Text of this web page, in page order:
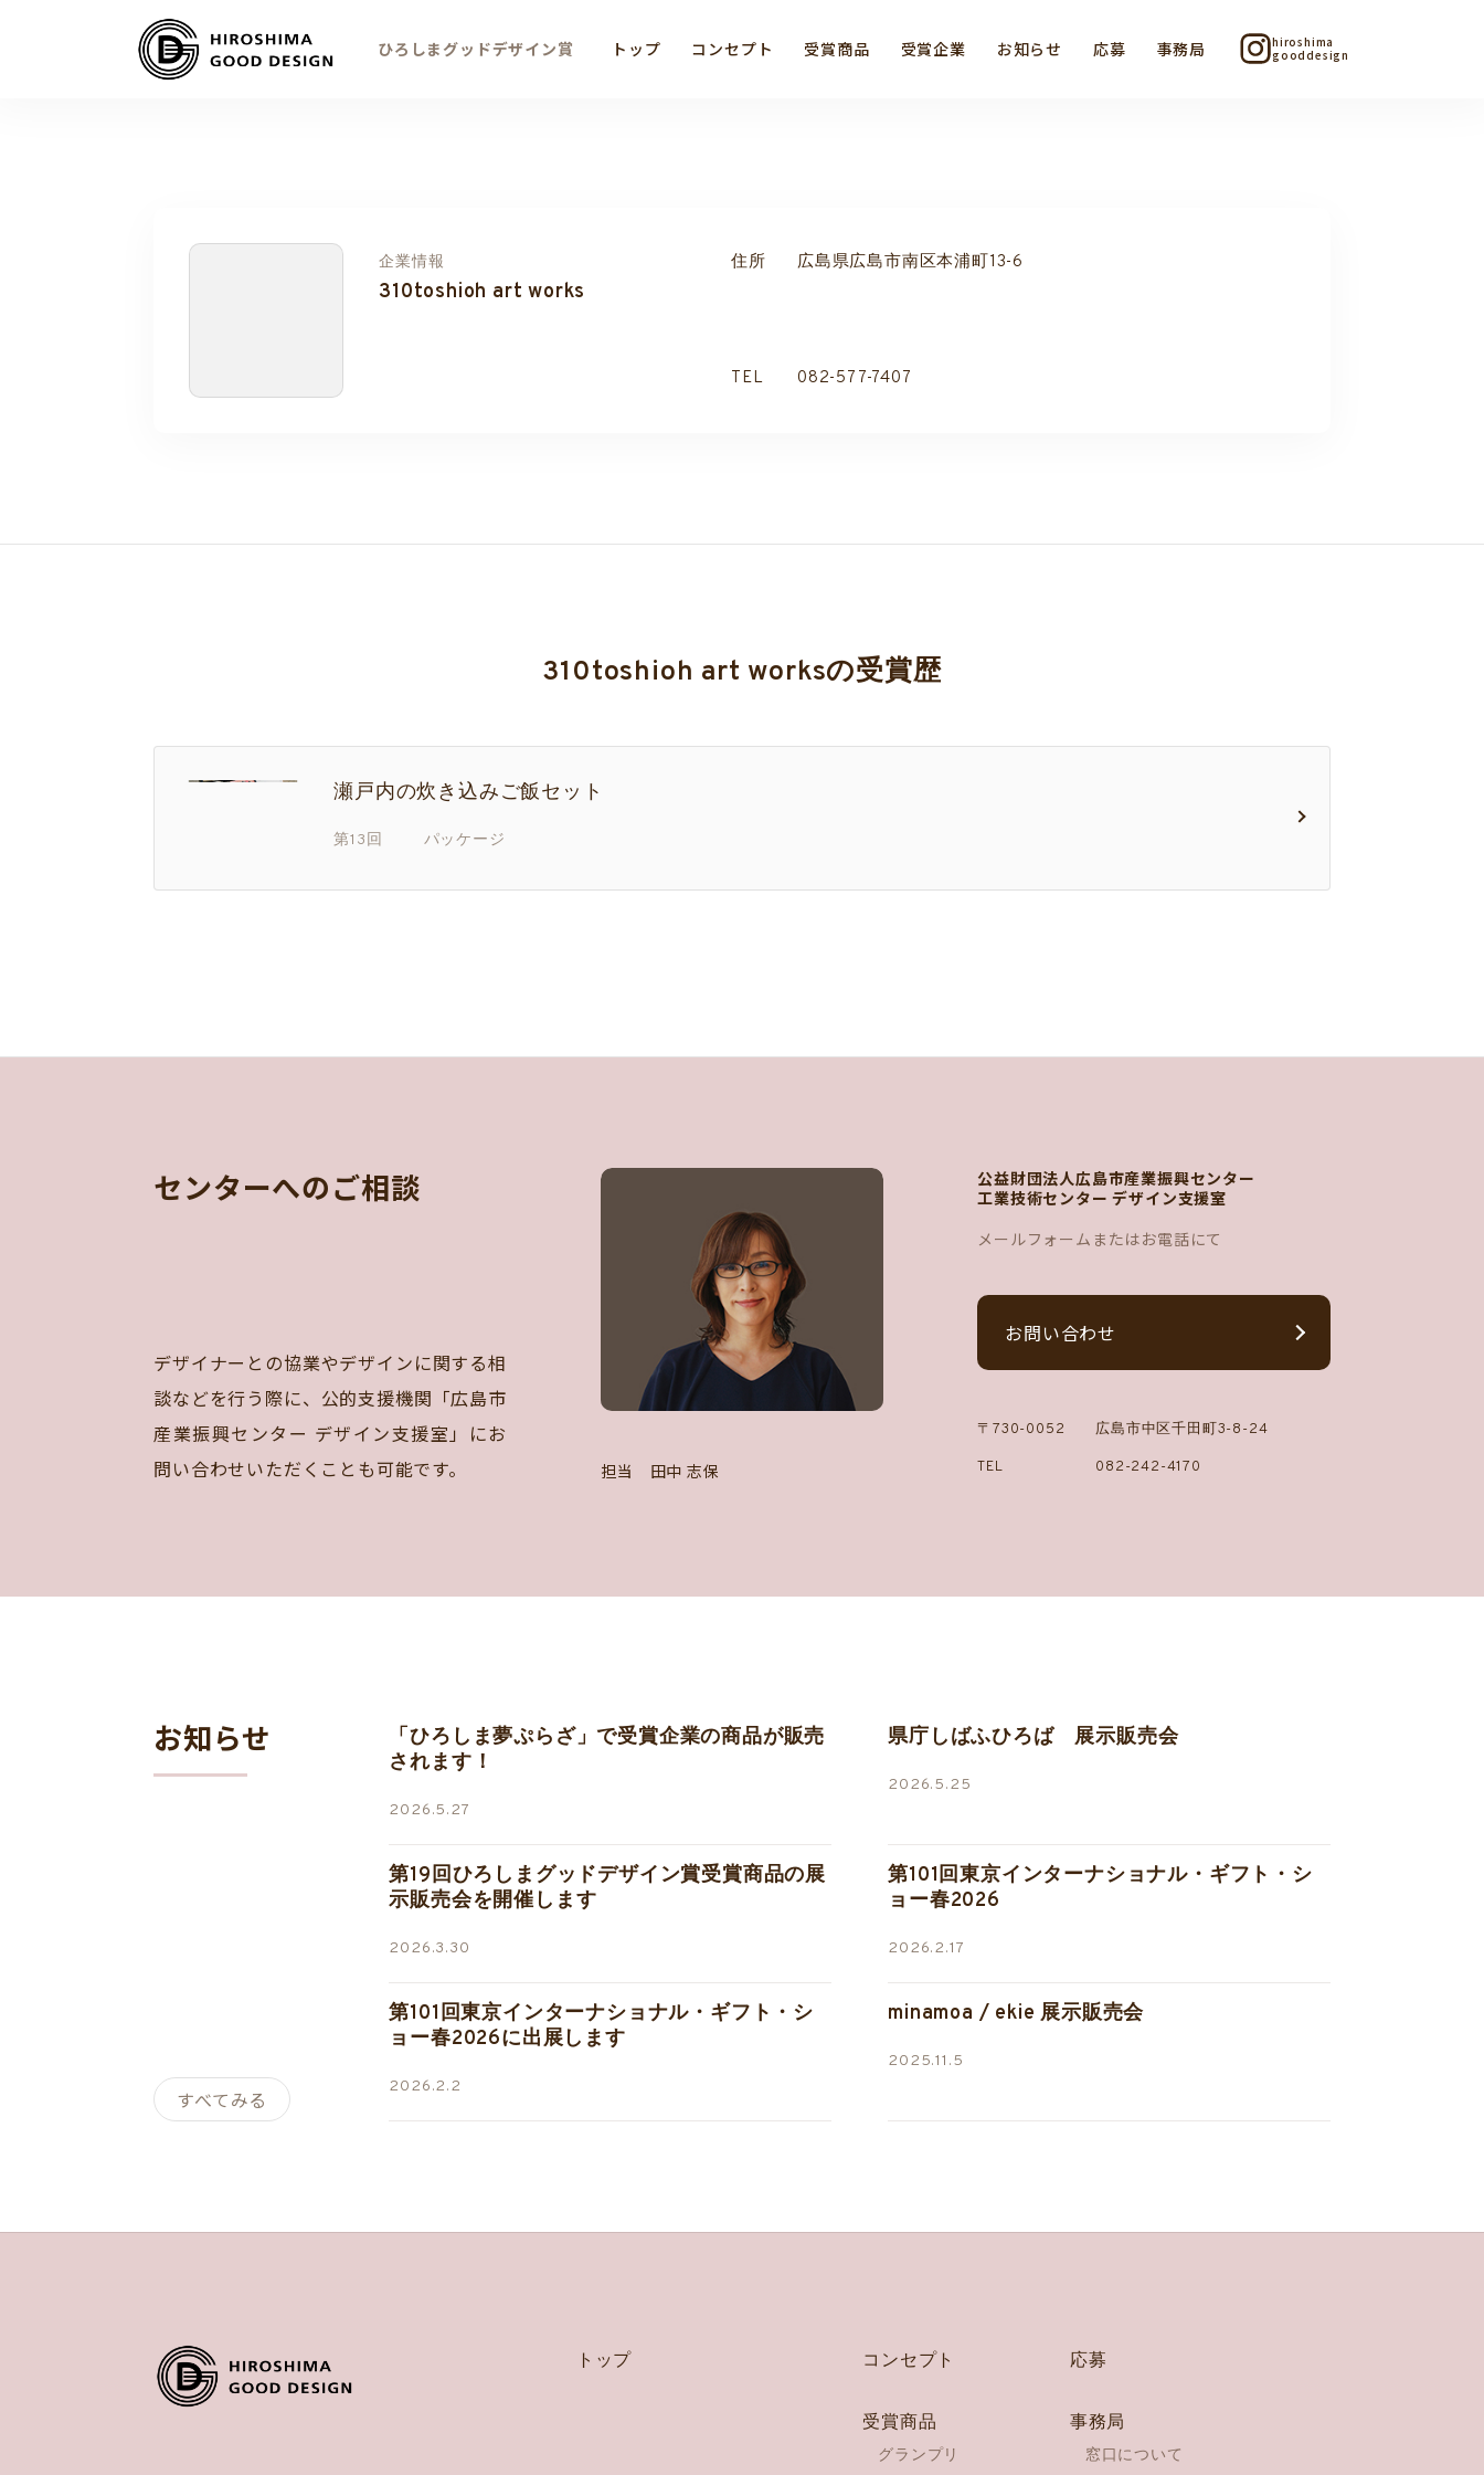
ひろしまグッドデザイン賞 トップ コンセプト 受賞商品 受賞企業 お知らせ 応募 事務局
hiroshima
gooddesign
企業情報
310toshioh art works
住所 広島県広島市南区本浦町13-6
TEL 082-577-7407
310toshioh art worksの受賞歴
瀬戸内の炊き込みご飯セット
第13回 パッケージ
センターへのご相談
デザイナーとの協業やデザインに関する相
談などを行う際に、公的支援機関「広島市
産業振興センター デザイン支援室」にお
問い合わせいただくことも可能です。
担当 田中 志保
公益財団法人広島市産業振興センター
工業技術センター デザイン支援室
メールフォームまたはお電話にて
お問い合わせ
〒730-0052 広島市中区千田町3-8-24
TEL 082-242-4170
お知らせ
すべてみる
「ひろしま夢ぷらざ」で受賞企業の商品が販売
されます！
2026.5.27
県庁しばふひろば 展示販売会
2026.5.25
第19回ひろしまグッドデザイン賞受賞商品の展
示販売会を開催します
2026.3.30
第101回東京インターナショナル・ギフト・シ
ョー春2026
2026.2.17
第101回東京インターナショナル・ギフト・シ
ョー春2026に出展します
2026.2.2
minamoa / ekie 展示販売会
2025.11.5
トップ コンセプト
受賞商品
グランプリ
応募
事務局
窓口について